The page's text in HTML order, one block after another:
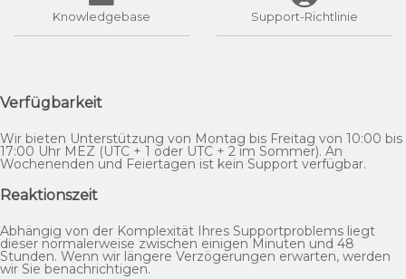
Knowledgebase Support-Richtlinie
Verfügbarkeit
Wir bieten Unterstützung von Montag bis Freitag von 10:00 bis
17:00 Uhr MEZ (UTC + 1 oder UTC + 2 im Sommer). An
Wochenenden und Feiertagen ist kein Support verfügbar.
Reaktionszeit
Abhängig von der Komplexität Ihres Supportproblems liegt
dieser normalerweise zwischen einigen Minuten und 48
Stunden. Wenn wir längere Verzögerungen erwarten, werden
wir Sie benachrichtigen.